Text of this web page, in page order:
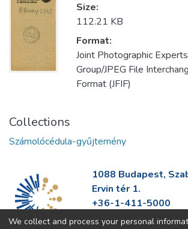
Size:
112.21 KB
Format:
Joint Photographic Experts
Group/JPEG File
Format (JFIF)
Collections
Számolócédula-gyűjtemény
1088 Budapest,
Ervin tér 1.
+36-1-411-5000
info@fszek.hu
We collect and process your personal